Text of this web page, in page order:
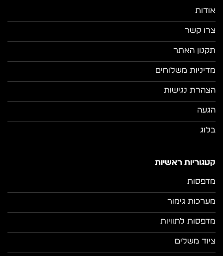
אודות
צרו קשר
תקנון האתר
מדיניות משלוחים
הצהרת נגישות
הגעה
בלוג
קטגוריות ראשיות
מדפסות
מערכות גימור
מדפסות לתוויות
ציוד משלים